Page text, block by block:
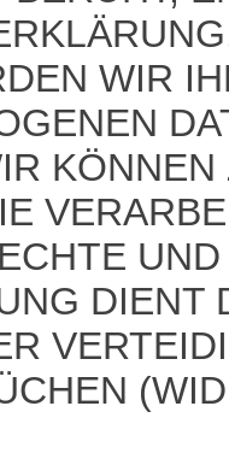
WIR
DIENT